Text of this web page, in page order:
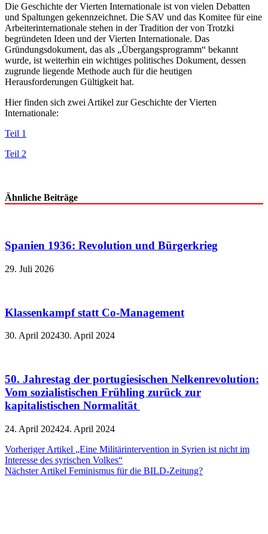
Die Geschichte der Vierten Internationale ist von vielen Debatten
und Spaltungen gekennzeichnet. Die SAV und das Komitee für eine
Arbeiterinternationale stehen in der Tradition der von Trotzki
begründeten Ideen und der Vierten Internationale. Das
Gründungsdokument, das als „Übergangsprogramm“ bekannt
wurde, ist weiterhin ein wichtiges politisches Dokument, dessen
zugrunde liegende Methode auch für die heutigen
Herausforderungen Gültigkeit hat.
Hier finden sich zwei Artikel zur Geschichte der Vierten
Internationale:
Teil 1
Teil 2
Ähnliche Beiträge
Spanien 1936: Revolution und Bürgerkrieg
29. Juli 2026
Klassenkampf statt Co-Management
30. April 202430. April 2024
50. Jahrestag der portugiesischen Nelkenrevolution:
Vom sozialistischen Frühling zurück zur
kapitalistischen Normalität
24. April 202424. April 2024
Beitragsnavigation
Vorheriger Artikel „Eine Militärintervention in Syrien ist nicht im
Interesse des syrischen Volkes“
Nächster Artikel Feminismus für die BILD-Zeitung?